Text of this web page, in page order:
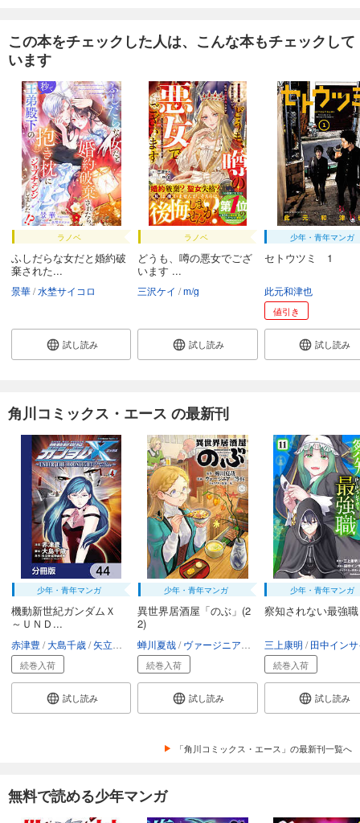
この本をチェックした人は、こんな本もチェックして
います
ラノベ
ふしだらな女だと婚約破
棄された...
景華 水埜サイコロ
試し読み
ラノベ
どうも、噂の悪女でござ
います ...
三沢ケイ m/g
試し読み
少年・青年マンガ
セトウツミ 1
此元和津也
値引き
試し読み
角川コミックス・エース の最新刊
少年・青年マンガ
機動新世紀ガンダムＸ
～ＵＮＤ...
赤津豊 大島千歳 矢立肇・富野由悠季
続巻入荷
試し読み
少年・青年マンガ
異世界居酒屋「のぶ」(2
2)
蝉川夏哉 ヴァージニア二等兵 転
続巻入荷
試し読み
少年・青年マンガ
察知されない最強
三上康明 田中インサイ
続巻入荷
試し読み
「角川コミックス・エース」の最新刊一覧へ
無料で読める少年マンガ